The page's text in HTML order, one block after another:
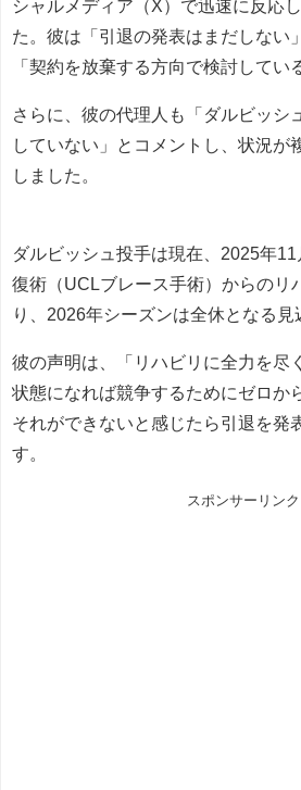
シャルメディア（X）で迅速に反応
た。彼は「引退の発表はまだしない
「契約を放棄する方向で検討してい
さらに、彼の代理人も「ダルビッシ
していない」とコメントし、状況が
しました。
ダルビッシュ投手は現在、2025年
復術（UCLブレース手術）からのリ
り、2026年シーズンは全休となる見
彼の声明は、「リハビリに全力を尽
状態になれば競争するためにゼロか
それができないと感じたら引退を発
す。
スポンサーリンク